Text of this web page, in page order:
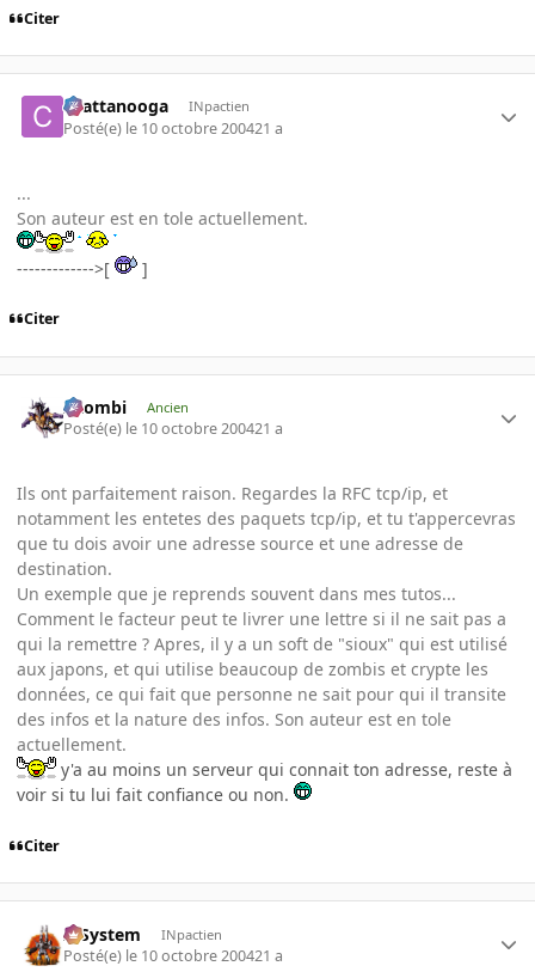
Citer
chattanooga INpactien
Posté(e) le 10 octobre 200421 a
...
Son auteur est en tole actuellement.
------------->[ ]
Citer
XZombi Ancien
Posté(e) le 10 octobre 200421 a
Ils ont parfaitement raison. Regardes la RFC tcp/ip, et
notamment les entetes des paquets tcp/ip, et tu t'appercevras
que tu dois avoir une adresse source et une adresse de
destination.
Un exemple que je reprends souvent dans mes tutos...
Comment le facteur peut te livrer une lettre si il ne sait pas a
qui la remettre ? Apres, il y a un soft de "sioux" qui est utilisé
aux japons, et qui utilise beaucoup de zombis et crypte les
données, ce qui fait que personne ne sait pour qui il transite
des infos et la nature des infos. Son auteur est en tole
actuellement.
y'a au moins un serveur qui connait ton adresse, reste à
voir si tu lui fait confiance ou non.
Citer
X-System INpactien
Posté(e) le 10 octobre 200421 a